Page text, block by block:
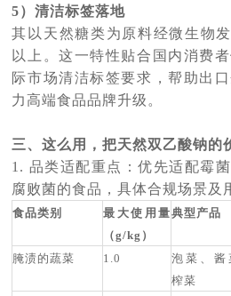
5）清洁标签落地
其以天然糖类为原料经微生物
以上。这一特性贴合国内消费
际市场清洁标签要求，帮助出
力高端食品品牌升级。
三、这么用，把天然双乙酸钠的
1. 品类适配重点：优先适配霉
腐败菌的食品，具体合规场景及
食品类别
最大使用量
（g/kg）
典型产品
腌渍的蔬菜 1.0
泡菜、酱
榨菜